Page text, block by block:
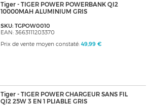
Tiger - TIGER POWER POWERBANK QI2
10000MAH ALUMINIUM GRIS
SKU: TGPOW0010
EAN: 3663111203370
Prix de vente moyen constaté: 49,99 €
Tiger - TIGER POWER CHARGEUR SANS FIL
QI2 25W 3 EN 1 PLIABLE GRIS